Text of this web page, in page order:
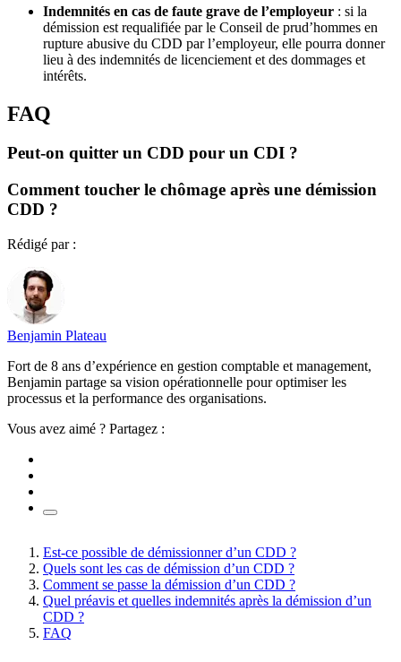
Indemnités en cas de faute grave de l’employeur : si la
démission est requalifiée par le Conseil de prud’hommes en
rupture abusive du CDD par l’employeur, elle pourra donner
lieu à des indemnités de licenciement et des dommages et
intérêts.
FAQ
Peut-on quitter un CDD pour un CDI ?
Comment toucher le chômage après une démission
CDD ?
Rédigé par :
Benjamin Plateau
Fort de 8 ans d’expérience en gestion comptable et management,
Benjamin partage sa vision opérationnelle pour optimiser les
processus et la performance des organisations.
Vous avez aimé ? Partagez :
Est-ce possible de démissionner d’un CDD ?
Quels sont les cas de démission d’un CDD ?
Comment se passe la démission d’un CDD ?
Quel préavis et quelles indemnités après la démission d’un
CDD ?
FAQ